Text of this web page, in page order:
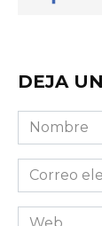
DEJA
Nombre
Correo
electrónico
Web